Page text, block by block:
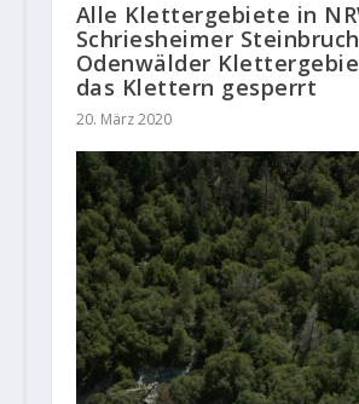
Alle Klettergebiete in
Schriesheimer
Odenwälder
das Klettern gesperrt
20. März 2020